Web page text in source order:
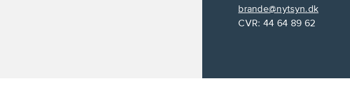
brande@nytsyn.dk
CVR: 44 64 89 62